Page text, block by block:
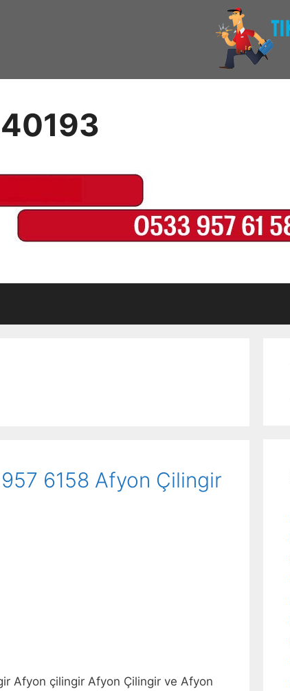
6158 Afyon Çilingir
Afyon çilingir Afyon Çilingir ve Afyon